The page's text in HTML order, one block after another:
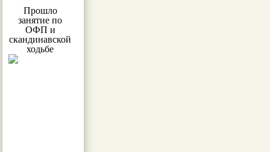
Прошло
занятие по
ОФП и
скандинавской
ходьбе